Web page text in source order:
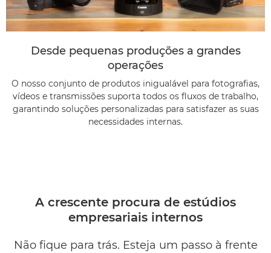
Desde pequenas produções a grandes
operações
O nosso conjunto de produtos inigualável para fotografias,
vídeos e transmissões suporta todos os fluxos de trabalho,
garantindo soluções personalizadas para satisfazer as suas
necessidades internas.
A crescente procura de estúdios
empresariais internos
Não fique para trás. Esteja um passo à frente